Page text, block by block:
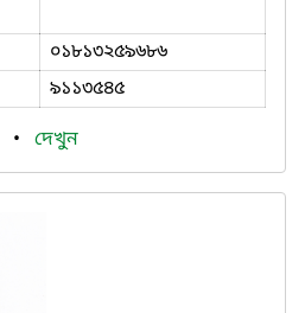
০১৮১৩২৫৯৬৮৬
৯১১৩৫৪৫
• দেখুন